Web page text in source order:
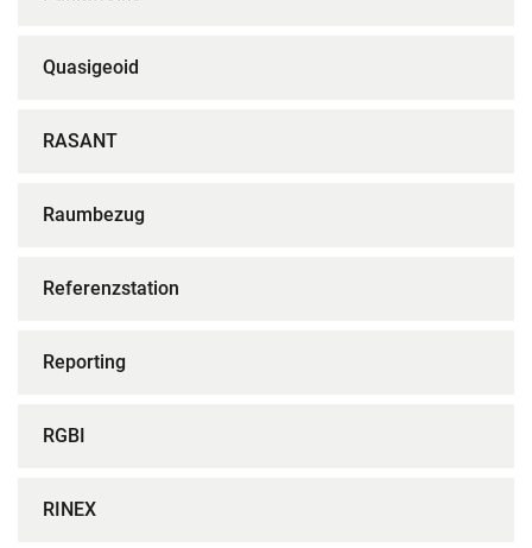
Quasigeoid
RASANT
Raumbezug
Referenzstation
Reporting
RGBI
RINEX